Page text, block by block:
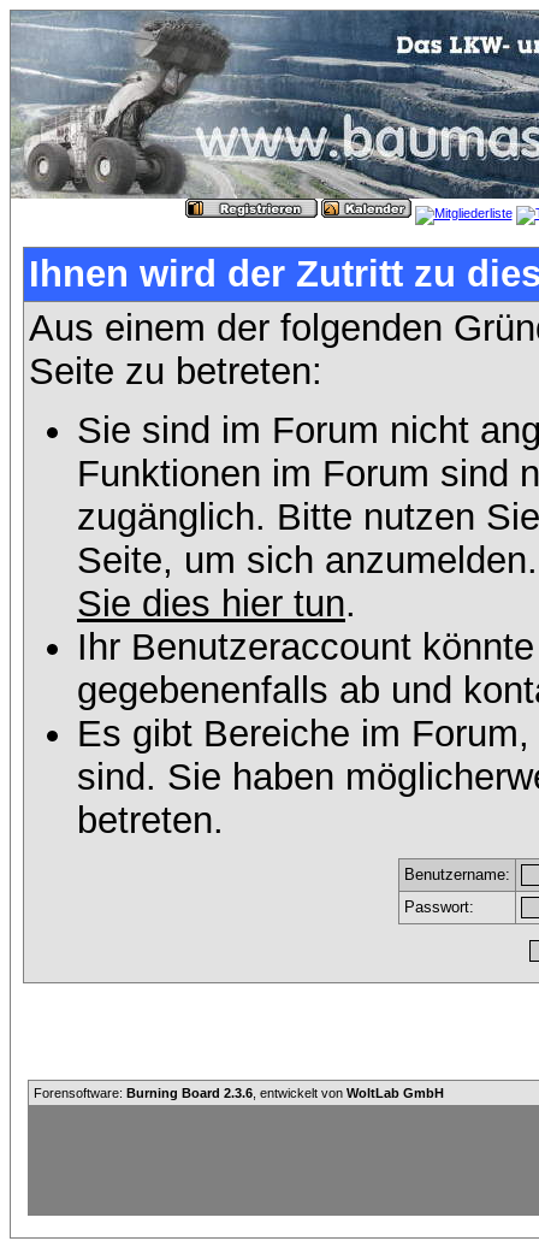
Ihnen wird der Zutritt zu
Aus einem der folgenden
Seite zu betreten:
Sie sind im Forum nicht
Funktionen im Forum sind
zugänglich. Bitte nutzen
Seite, um sich
Sie dies hier tun.
Ihr Benutzeraccount
gegebenenfalls ab und
Es gibt Bereiche im
sind. Sie haben
betreten.
Benutzername:
Passwort:
Forensoftware: Burning Board 2.3.6 , entwickelt von WoltLab GmbH